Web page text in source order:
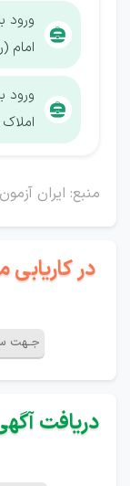
ورود
امام
ورود
منبع: ایران آزمون
در کاریابی
جـهت
دریافت